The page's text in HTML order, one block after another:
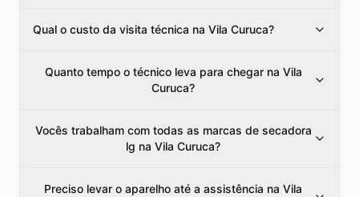
Qual o custo da visita técnica na Vila Curuca?
Quanto tempo o técnico leva para chegar na Vila
Curuca?
Vocês trabalham com todas as marcas de secadora
lg na Vila Curuca?
Preciso levar o aparelho até a assistência na Vila